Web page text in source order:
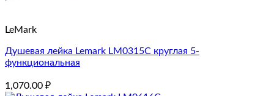
LeMark
Душевая лейка Lemark LM0315C круглая 5-
функциональная
1,070.00 ₽